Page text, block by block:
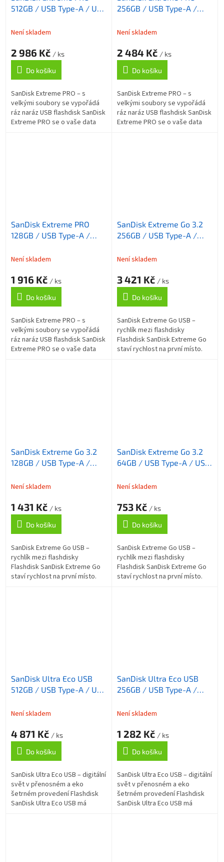
512GB / USB Type-A / USB
420MB/s / W: Up to
Není skladem
2 986 Kč / ks
Do košíku
SanDisk Extreme PRO – s
velkými soubory se vypořádá
ráz naráz USB flashdisk SanDisk
Extreme PRO se o vaše data
256GB / USB Type-A /
420MB/s / W: Up to
Není skladem
2 484 Kč / ks
Do košíku
SanDisk Extreme PRO – s
velkými soubory se vypořádá
ráz naráz USB flashdisk SanDisk
Extreme PRO se o vaše data
SanDisk Extreme PRO
128GB / USB Type-A /
420MB/s / W: Up to
Není skladem
1 916 Kč / ks
Do košíku
SanDisk Extreme PRO – s
velkými soubory se vypořádá
ráz naráz USB flashdisk SanDisk
Extreme PRO se o vaše data
SanDisk Extreme Go 3.2
256GB / USB Type-A /
Není skladem
3 421 Kč / ks
Do košíku
SanDisk Extreme Go USB –
rychlík mezi flashdisky
Flashdisk SanDisk Extreme Go
staví rychlost na první místo.
SanDisk Extreme Go 3.2
128GB / USB Type-A /
Není skladem
1 431 Kč / ks
Do košíku
SanDisk Extreme Go USB –
rychlík mezi flashdisky
Flashdisk SanDisk Extreme Go
staví rychlost na první místo.
SanDisk Extreme Go 3.2
64GB / USB Type-A / USB
Není skladem
753 Kč / ks
Do košíku
SanDisk Extreme Go USB –
rychlík mezi flashdisky
Flashdisk SanDisk Extreme Go
staví rychlost na první místo.
SanDisk Ultra Eco USB
512GB / USB Type-A / USB
Není skladem
4 871 Kč / ks
Do košíku
SanDisk Ultra Eco USB – digitální
svět v přenosném a eko
šetrném provedení Flashdisk
SanDisk Ultra Eco USB má
SanDisk Ultra Eco USB
256GB / USB Type-A /
Warranty
Není skladem
1 282 Kč / ks
Do košíku
SanDisk Ultra Eco USB – digitální
svět v přenosném a eko
šetrném provedení Flashdisk
SanDisk Ultra Eco USB má